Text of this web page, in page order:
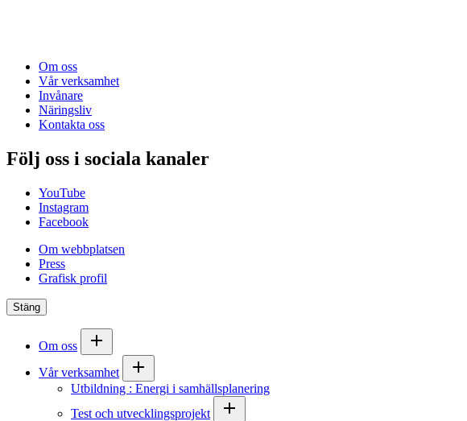
Om oss
Vår verksamhet
Invånare
Näringsliv
Kontakta oss
Följ oss i sociala kanaler
YouTube
Instagram
Facebook
Om webbplatsen
Press
Grafisk profil
Stäng
Om oss
Vår verksamhet
Utbildning : Energi i samhällsplanering
Test och utvecklingsprojekt